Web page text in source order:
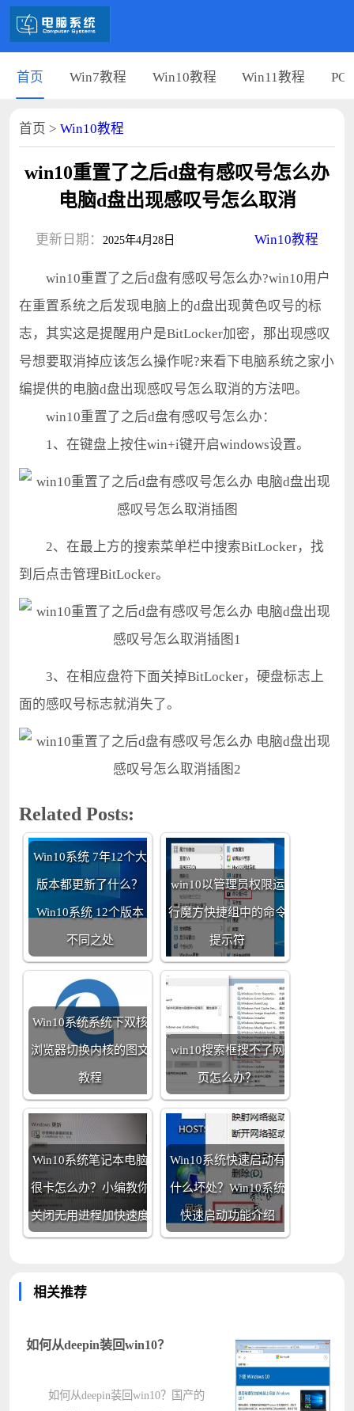
首页 Win7教程 Win10教程 Win11教程 PC
首页 > Win10教程
win10重置了之后d盘有感叹号怎么办
电脑d盘出现感叹号怎么取消
更新日期： 2025年4月28日 Win10教程
win10重置了之后d盘有感叹号怎么办?win10用户
在重置系统之后发现电脑上的d盘出现黄色叹号的标
志，其实这是提醒用户是BitLocker加密，那出现感叹
号想要取消掉应该怎么操作呢?来看下电脑系统之家小
编提供的电脑d盘出现感叹号怎么取消的方法吧。
win10重置了之后d盘有感叹号怎么办：
1、在键盘上按住win+i键开启windows设置。
2、在最上方的搜索菜单栏中搜索BitLocker，找
到后点击管理BitLocker。
3、在相应盘符下面关掉BitLocker，硬盘标志上
面的感叹号标志就消失了。
Related Posts:
Win10系统 7年12个大
版本都更新了什么？
Win10系统 12个版本
不同之处
win10以管理员权限运
行魔方快捷组中的命令
提示符
Win10系统系统下双核
浏览器切换内核的图文
教程
win10搜索框搜不了网
页怎么办？
Win10系统笔记本电脑
很卡怎么办？小编教你
关闭无用进程加快速度
Win10系统快速启动有
什么坏处？Win10系统
快速启动功能介绍
相关推荐
如何从deepin装回win10？
如何从deepin装回win10？国产的